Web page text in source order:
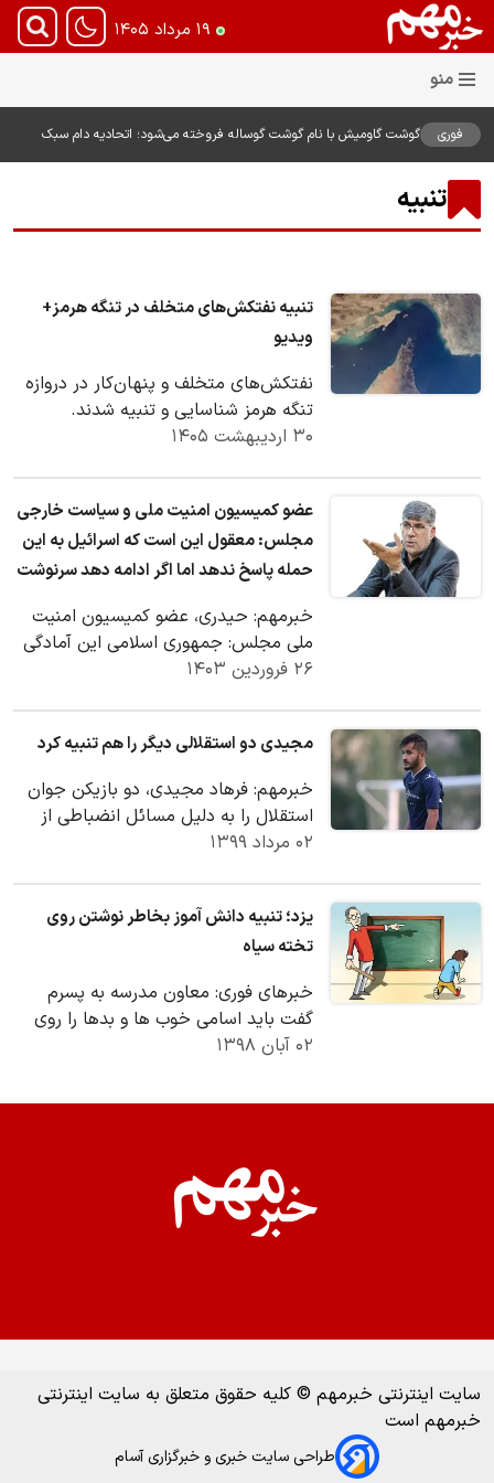
۱۹ مرداد ۱۴۰۵
فوری
گوشت گاومیش با نام گوشت گوساله فروخته می‌شود؛ اتحادیه دام سبک
تنبیه
تنبیه نفتکش‌های متخلف در تنگه هرمز+
ویدیو
نفتکش‌های متخلف و پنهان‌کار در دروازه
تنگه هرمز شناسایی و تنبیه شدند.
۳۰ اردیبهشت ۱۴۰۵
عضو کمیسیون امنیت ملی و سیاست خارجی
مجلس: معقول این است که اسرائیل به این
حمله پاسخ ندهد اما اگر ادامه دهد سرنوشت
پایان می‌رسد.
خبرمهم: حیدری، عضو کمیسیون امنیت
ملی مجلس: جمهوری اسلامی این آمادگی
را دارد که تمام سرزمین‌های اشغالی را
۲۶ فروردین ۱۴۰۳
مجیدی دو استقلالی دیگر را هم تنبیه کرد
خبرمهم: فرهاد مجیدی، دو بازیکن جوان
استقلال را به دلیل مسائل انضباطی از
لیست بازی امشب خط زد.
۰۲ مرداد ۱۳۹۹
یزد؛ تنبیه دانش آموز بخاطر نوشتن روی
تخته سیاه
خبرهای فوری: معاون مدرسه به پسرم
گفت باید اسامی خوب ها و بدها را روی
کاغذ می‌نوشتی نه روی تخته و به این
۰۲ آبان ۱۳۹۸
سایت اینترنتی خبرمهم © کلیه حقوق متعلق به سایت اینترنتی
خبرمهم است
طراحی سایت خبری و خبرگزاری آسام